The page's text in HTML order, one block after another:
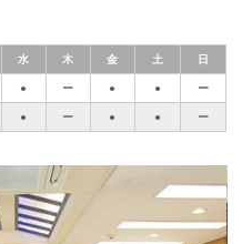
水 木 金 土
日
● ー ● ●
ー
● ー ● ● ー